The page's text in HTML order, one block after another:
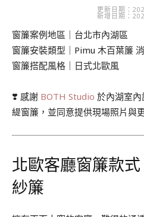
更新日期：
新增日期：
窗簾案例地區｜台北市內湖區
窗簾安裝類型｜Pimu 木百葉簾
窗簾搭配風格｜日式北歐風
❣️ 感謝 BOTH Studio 於內湖室
緹窗簾，並同意提供現場照片與
北歐客廳窗簾款
紗簾